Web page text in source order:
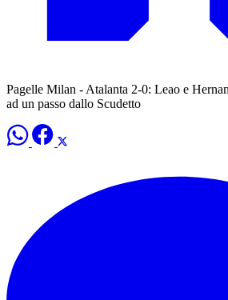
Pagelle Milan - Atalanta 2-0: Leao e
ad un passo dallo Scudetto